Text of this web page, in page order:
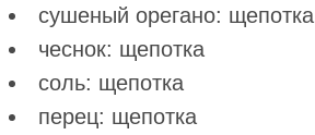
сушеный орегано: щепотка
чеснок: щепотка
соль: щепотка
перец: щепотка